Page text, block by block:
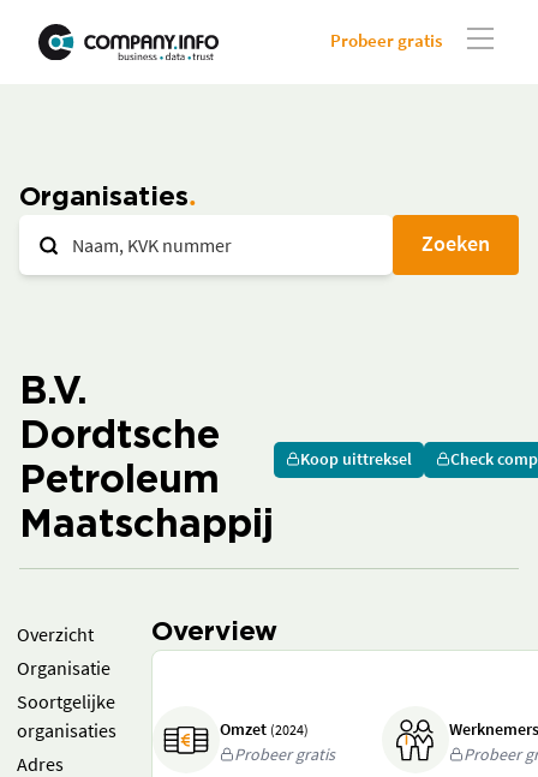
Probeer gratis
Organisaties
Zoeken
B.V.
Dordtsche
Petroleum
Maatschappij
Koop uittreksel Check
Overzicht
Organisatie
Soortgelijke
organisaties
Adres
Overview
Omzet (2024)
Probeer gratis
Probeer